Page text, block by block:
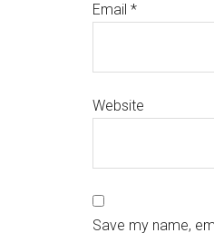
Email *
Website
Save my name,